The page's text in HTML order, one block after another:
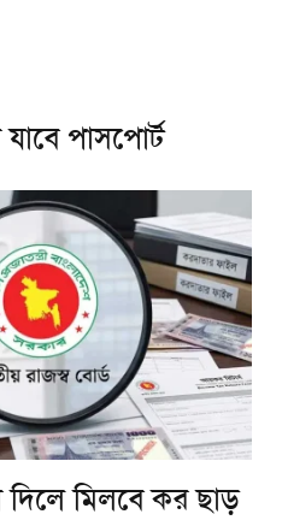
পাসপোর্ট
দিলে মিলবে কর ছাড়